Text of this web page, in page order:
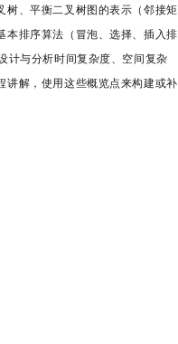
树、平衡二叉树图的表示（邻接矩
本排序算法（冒泡、选择、插入排
计与分析时间复杂度、空间复杂
讲解，使用这些概览点来构建或补